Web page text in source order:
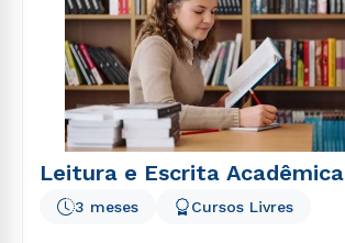
Leitura e Escrita Acadêmica
3 meses Cursos Livres